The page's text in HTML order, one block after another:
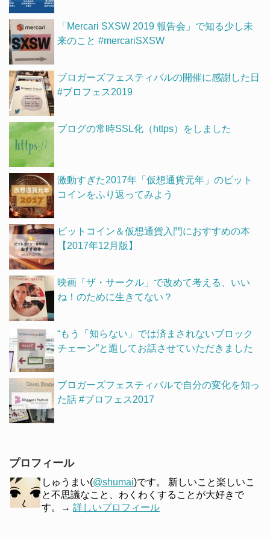
「Mercari SXSW 2019 報告会」で知る少し未
来のこと #mercariSXSW
ブロガーズフェスティバルの開催に感謝した日
#ブロフェス2019
ブログの常時SSL化（https）をしました
激動すぎた2017年「仮想通貨元年」のビット
コインをふり返ってみよう
ビットコイン＆仮想通貨入門におすすめの本
【2017年12月版】
映画「ザ・サークル」で改めて考える、いい
ね！のために生きてない？
“もう「知らない」では済まされないブロック
チェーン”と題してお話させていただきました
ブロガーズフェスティバルで自分の変化を知っ
た話 #ブロフェス2017
プロフィール
しゅうまい(@shumai)です。 新しいこと楽しいこ
と不思議なこと、わくわくすることが大好きで
す。→ 詳しいプロフィール